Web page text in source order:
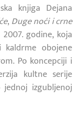
knjiga Dejana
,Duge noći i crne
godine, koja
obojene
Po koncepciji i
kultne serije
izgubljenoj